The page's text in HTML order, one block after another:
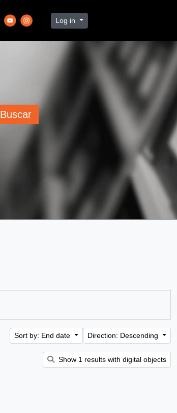
Log in
Buscar
Sort by: End date Direction: Descending
Show 1 results with digital objects